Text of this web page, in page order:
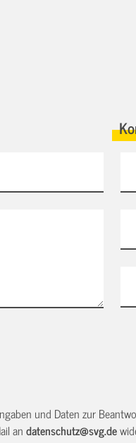
und Daten zur
andatenschutz@svg.de